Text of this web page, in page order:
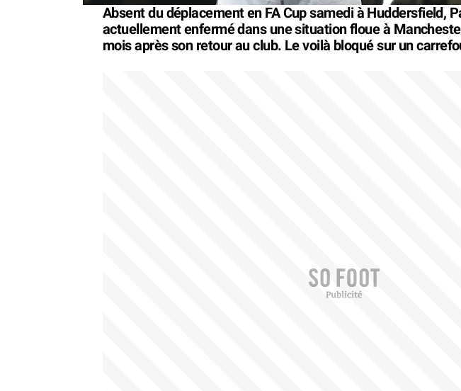
Absent du déplacement en FA Cup samedi à Huddersfield,
actuellement enfermé dans une situation floue à
mois après son retour au club. Le voilà bloqué sur un